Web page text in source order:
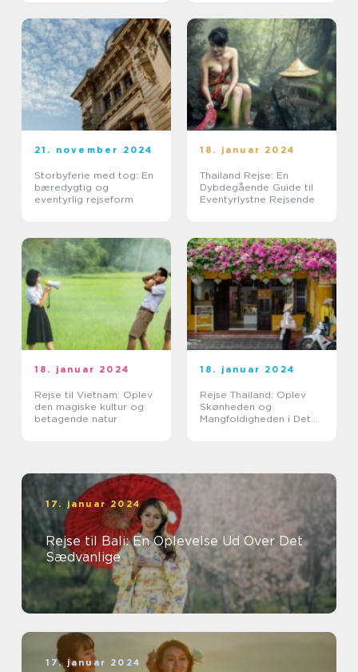
21. november 2024
Storbyferie med tog: En
bæredygtig og
eventyrlig rejseform
18. januar 2024
Thailand Rejse: En
Dybdegående Guide til
Eventyrlystne Rejsende
18. januar 2024
Rejse til Vietnam: Oplev
den magiske kultur og
betagende natur
18. januar 2024
Rejse Thailand: Oplev
Skønheden og
Mangfoldigheden i Det
17. januar 2024
Rejse til Bali: En Oplevelse Ud Over Det
Sædvanlige
17. januar 2024